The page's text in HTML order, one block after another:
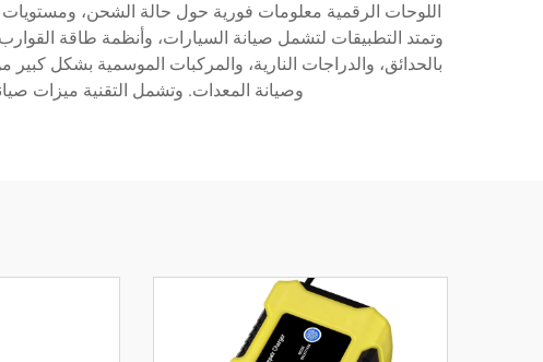
اللوحات الرقمية معلومات فورية حول حالة الشحن، ومستويات
وتمتد التطبيقات لتشمل صيانة السيارات، وأنظمة طاقة
وصيانة المعدات. وتشمل التقنية ميزات